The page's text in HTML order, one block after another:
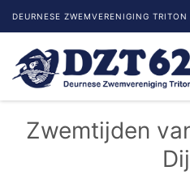
DEURNESE ZWEMVERENIGING
Zwemtijden